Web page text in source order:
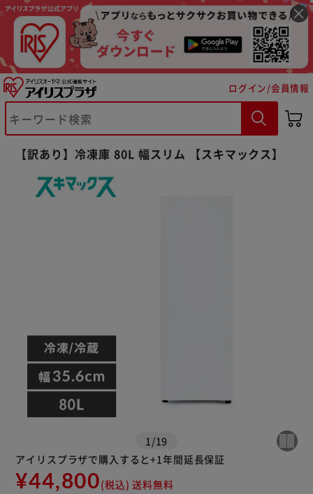
ログイン/会員情報
【訳あり】冷凍庫 80L 幅スリム 【スキマックス】
1 /19
アイリスプラザで購入すると+1年間延長保証
¥44,800(税込) 送料無料
※ご確認ください
カートに入れる